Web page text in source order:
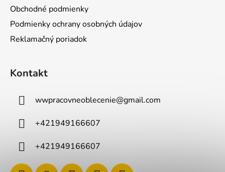
Obchodné podmienky
Podmienky ochrany osobných údajov
Reklamačný poriadok
Kontakt
wwpracovneoblecenie@gmail.com
+421949166607
+421949166607